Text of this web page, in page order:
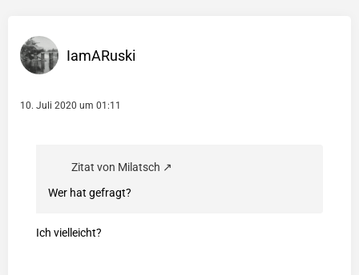
IamARuski
10. Juli 2020 um 01:11
Zitat von Milatsch
Wer hat gefragt?
Ich vielleicht?